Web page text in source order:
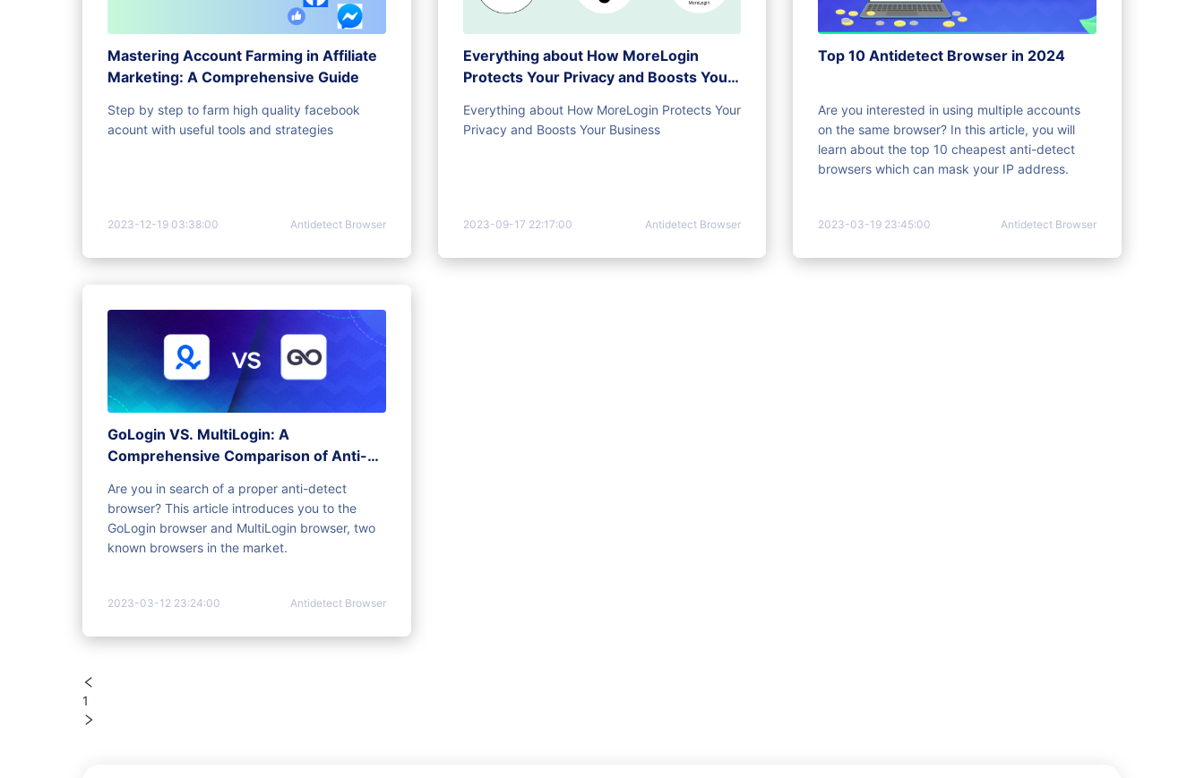
Mastering Account Farming in Affiliate
Marketing: A Comprehensive Guide
Step by step to farm high quality facebook
acount with useful tools and strategies
2023-12-19 03:38:00 Antidetect Browser
Everything about How MoreLogin
Protects Your Privacy and Boosts Your
Everything about How MoreLogin Protects Your
Privacy and Boosts Your Business
2023-09-17 22:17:00 Antidetect Browser
Top 10 Antidetect Browser in 2024
Are you interested in using multiple accounts
on the same browser? In this article, you will
learn about the top 10 cheapest anti-detect
browsers which can mask your IP address.
2023-03-19 23:45:00 Antidetect Browser
GoLogin VS. MultiLogin: A
Comprehensive Comparison of Anti-
Are you in search of a proper anti-detect
browser? This article introduces you to the
GoLogin browser and MultiLogin browser, two
known browsers in the market.
2023-03-12 23:24:00 Antidetect Browser
1